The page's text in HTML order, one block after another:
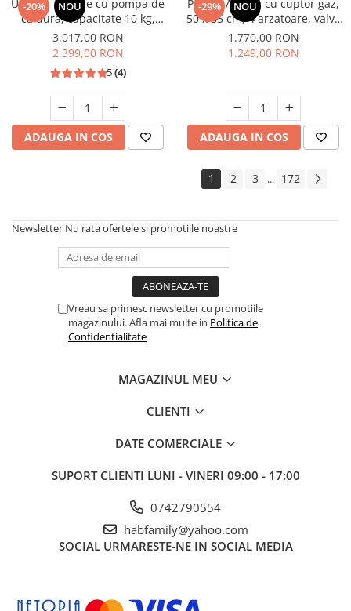
-20% NOU
Uscator de rufe cu pompa de
caldura, capacitate 10 kg,
clasa A++, motor inverter, 14
programe, Heinner
3.017,00 RON
2.399,00 RON
5(4)
ADAUGA IN COS
-29% NOU
Pachet Aragaz cu cuptor gaz,
50 x 55 cm, 4 arzatoare, valva
siguranta, Hota traditionala, 2
motoare, 3 viteze, 299-
483m3/h, Alb, Studio Casa
1.770,00 RON
1.249,00 RON
ADAUGA IN COS
1 2 3 ... 172
Newsletter Nu rata ofertele si promotiile noastre
Vreau sa primesc newsletter cu promotiile
magazinului. Afla mai multe in Politica de
Confidentialitate
MAGAZINUL MEU
CLIENTI
DATE COMERCIALE
SUPORT CLIENTI LUNI - VINERI 09:00 - 17:00
0742790554
habfamily@yahoo.com
SOCIAL URMARESTE-NE IN SOCIAL MEDIA